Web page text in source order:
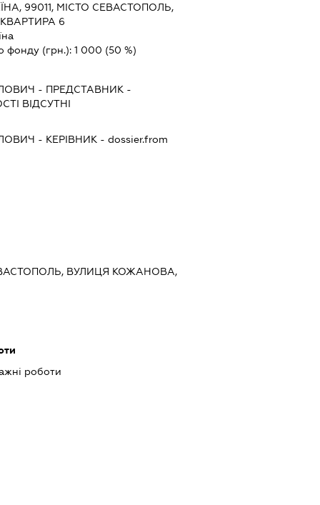
99011, МІСТО СЕВАСТОПОЛЬ,
6
фонду (грн.): 1 000 (50 %)
- ПРЕДСТАВНИК -
ВІДСУТНІ
- КЕРІВНИК - dossier.from
ВУЛИЦЯ КОЖАНОВА,
роботи